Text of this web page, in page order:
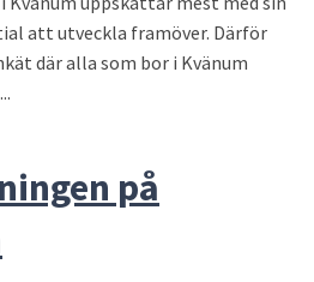
att utveckla framöver. Därför
där alla som bor i Kvänum
på